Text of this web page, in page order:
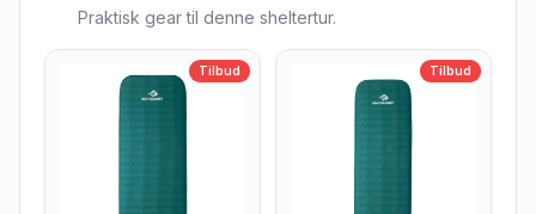
Praktisk gear til denne sheltertur.
Tilbud Tilbud